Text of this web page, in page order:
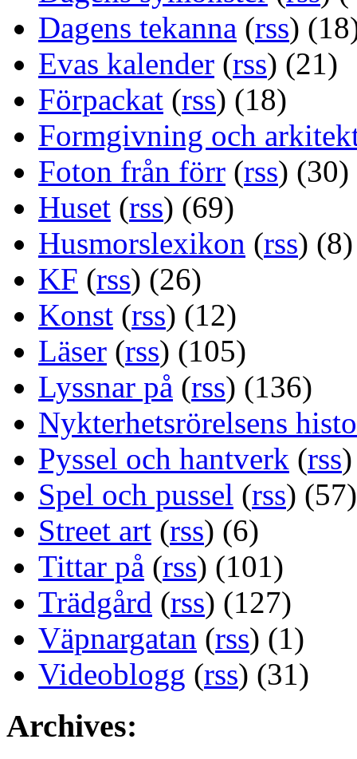
Dagens tekanna (rss)
Evas kalender (rss) (21)
Förpackat (rss) (18)
Formgivning och
Foton från förr (rss) (30)
Huset (rss) (69)
Husmorslexikon (rss) (8)
KF (rss) (26)
Konst (rss) (12)
Läser (rss) (105)
Lyssnar på (rss) (136)
Nykterhetsrörelsens
Pyssel och hantverk (rss
Spel och pussel (rss) (57)
Street art (rss) (6)
Tittar på (rss) (101)
Trädgård (rss) (127)
Väpnargatan (rss) (1)
Videoblogg (rss) (31)
Archives: